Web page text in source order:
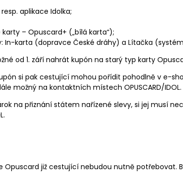
aplikace Idolka;
– Opuscard+ („bílá karta“);
In-karta (dopravce České dráhy) a Lítačka
od 1. září nahrát kupón na starý typ karty
si pak cestující mohou pořídit pohodlně v e-
možný na kontaktních místech OPUSCARD/IDOL.
na přiznání státem nařízené slevy, si jej musí
Opuscard již cestující nebudou nutně potřebovat.